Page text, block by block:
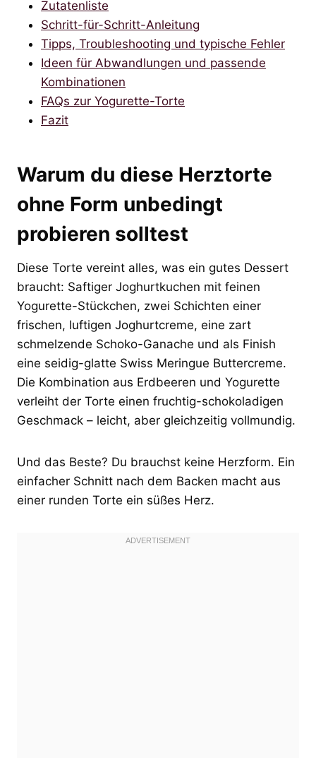
Zutatenliste
Schritt-für-Schritt-Anleitung
Tipps, Troubleshooting und typische Fehler
Ideen für Abwandlungen und passende
Kombinationen
FAQs zur Yogurette-Torte
Fazit
Warum du diese Herztorte
ohne Form unbedingt
probieren solltest
Diese Torte vereint alles, was ein gutes Dessert
braucht: Saftiger Joghurtkuchen mit feinen
Yogurette-Stückchen, zwei Schichten einer
frischen, luftigen Joghurtcreme, eine zart
schmelzende Schoko-Ganache und als Finish
eine seidig-glatte Swiss Meringue Buttercreme.
Die Kombination aus Erdbeeren und Yogurette
verleiht der Torte einen fruchtig-schokoladigen
Geschmack – leicht, aber gleichzeitig vollmundig.
Und das Beste? Du brauchst keine Herzform. Ein
einfacher Schnitt nach dem Backen macht aus
einer runden Torte ein süßes Herz.